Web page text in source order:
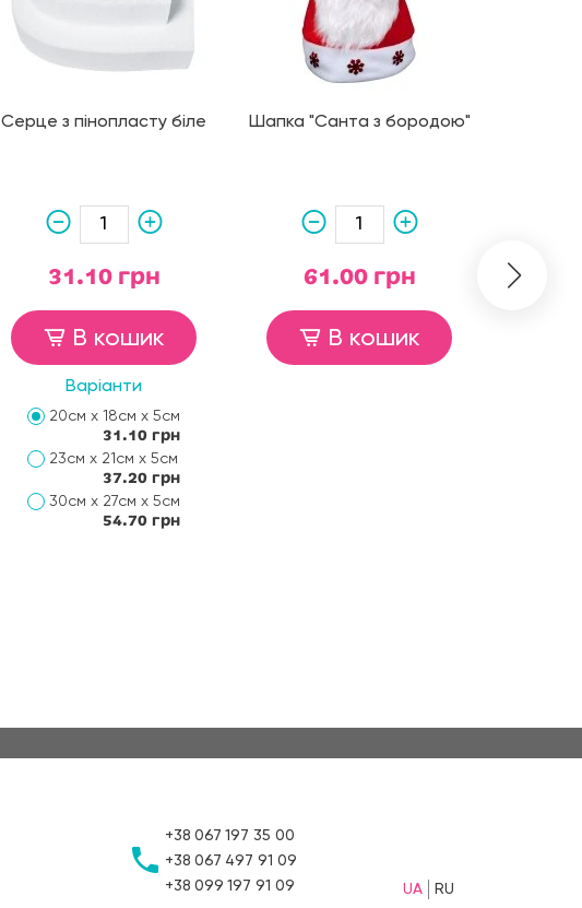
Серце з пінопласту біле
31.10 грн
В кошик
Варіанти
20см х 18см х 5см
31.10 грн
23см х 21см х 5см
37.20 грн
30см х 27см х 5см
54.70 грн
Шапка "Санта з бородою"
61.00 грн
В кошик
+38 067 197 35 00
+38 067 497 91 09
+38 099 197 91 09 UA RU